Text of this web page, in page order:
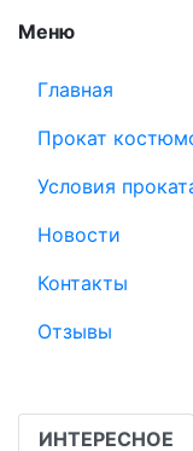
Меню
Главная
Прокат
Условия
Новости
Контакты
Отзывы
ИНТЕРЕСНОЕ